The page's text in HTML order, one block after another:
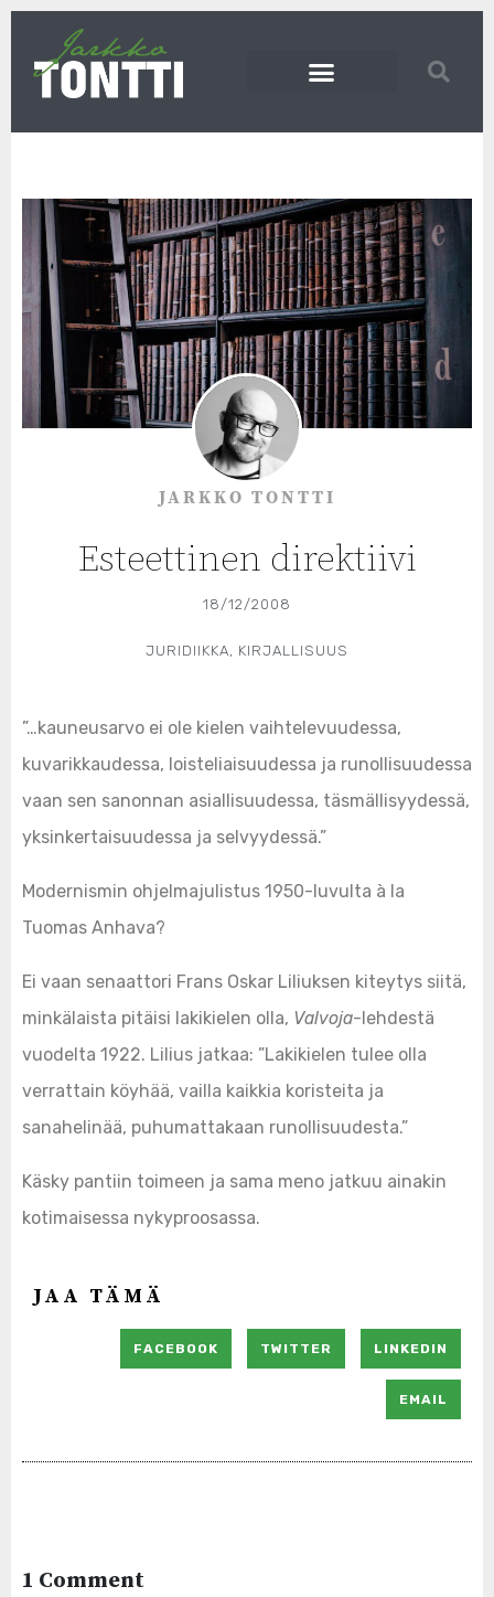
JARKKO TONTTI
Esteettinen direktiivi
18/12/2008
JURIDIIKKA, KIRJALLISUUS
”…kauneusarvo ei ole kielen vaihtelevuudessa,
kuvarikkaudessa, loisteliaisuudessa ja runollisuudessa
vaan sen sanonnan asiallisuudessa, täsmällisyydessä,
yksinkertaisuudessa ja selvyydessä.”
Modernismin ohjelmajulistus 1950-luvulta à la
Tuomas Anhava?
Ei vaan senaattori Frans Oskar Liliuksen kiteytys siitä,
minkälaista pitäisi lakikielen olla, Valvoja-lehdestä
vuodelta 1922. Lilius jatkaa: ”Lakikielen tulee olla
verrattain köyhää, vailla kaikkia koristeita ja
sanahelinää, puhumattakaan runollisuudesta.”
Käsky pantiin toimeen ja sama meno jatkuu ainakin
kotimaisessa nykyproosassa.
JAA TÄMÄ
FACEBOOK TWITTER LINKEDIN
EMAIL
1 Comment